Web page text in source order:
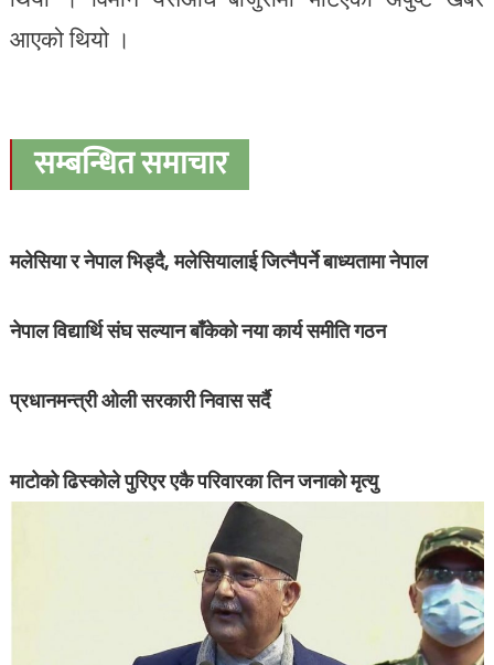
आएको थियो ।
सम्बन्धित समाचार
मलेसिया र नेपाल भिड्दै, मलेसियालाई जित्नैपर्ने बाध्यतामा नेपाल
नेपाल विद्यार्थि संघ सल्यान बाँकेको नया कार्य समीति गठन
प्रधानमन्त्री ओली सरकारी निवास सर्दै
माटोको ढिस्कोले पुरिएर एकै परिवारका तिन जनाको मृत्यु